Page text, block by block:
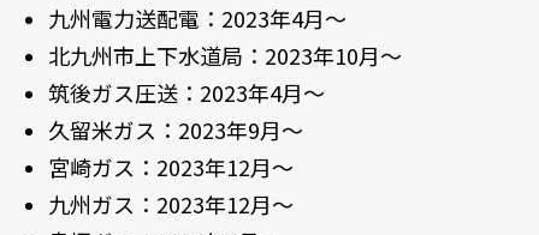
九州電力送配電：2023年4月～
北九州市上下水道局：2023年10月～
筑後ガス圧送：2023年4月～
久留米ガス：2023年9月～
宮崎ガス：2023年12月～
九州ガス：2023年12月～